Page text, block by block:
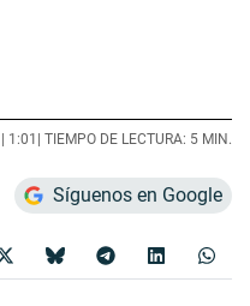
1:01 | TIEMPO DE LECTURA: 5 MIN.
Síguenos en Google